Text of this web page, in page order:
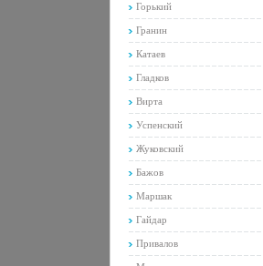
Горький
Гранин
Катаев
Гладков
Вирта
Успенский
Жуковский
Бажов
Маршак
Гайдар
Привалов